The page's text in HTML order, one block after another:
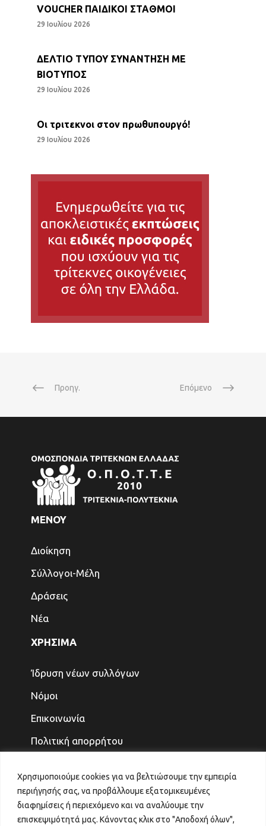
Χρησιμοποιούμε cookies για να βελτιώσουμε την εμπειρία
περιήγησής σας, να προβάλλουμε εξατομικευμένες
διαφημίσεις ή περιεχόμενο και να αναλύουμε την
επισκεψιμότητά μας. Κάνοντας κλικ στο "Αποδοχή όλων",
VOUCHER ΠΑΙΔΙΚΟΙ ΣΤΑΘΜΟΙ
29 Ιουλίου 2026
ΔΕΛΤΙΟ ΤΥΠΟΥ ΣΥΝΑΝΤΗΣΗ ΜΕ
ΒΙΟΤΥΠΟΣ
29 Ιουλίου 2026
Οι τριτεκνοι στον πρωθυπουργό!
29 Ιουλίου 2026
Προηγ. Επόμενο
ΜΕΝΟΥ
Διοίκηση
Σύλλογοι-Μέλη
Δράσεις
Νέα
ΧΡΗΣΙΜΑ
Ίδρυση νέων συλλόγων
Νόμοι
Επικοινωνία
Πολιτική απορρήτου
ΓΙΑ ΤΑ ΠΑΙΔΙΑ ΚΑΙ ΤΗΝ ΟΙΚΟΓΕΝΕΙΑ, ΤΟ
ΜΕΛΛΟΝ ΤΟ ΚΕΡΔΙΖΟΥΜΕ